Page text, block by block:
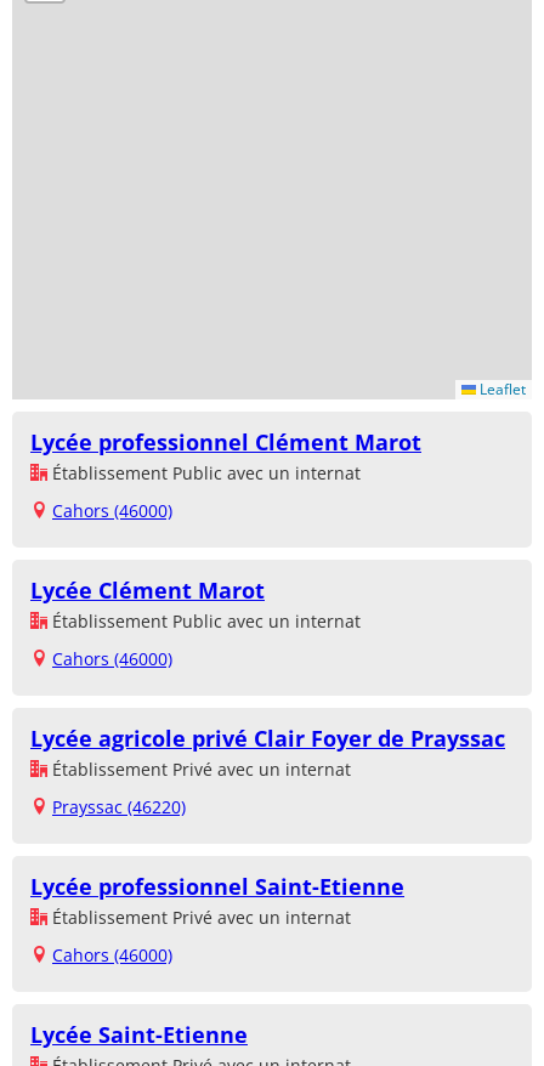
Leaflet
Lycée professionnel Clément Marot
Établissement Public avec un internat
Cahors (46000)
Lycée Clément Marot
Établissement Public avec un internat
Cahors (46000)
Lycée agricole privé Clair Foyer de Prayssac
Établissement Privé avec un internat
Prayssac (46220)
Lycée professionnel Saint-Etienne
Établissement Privé avec un internat
Cahors (46000)
Lycée Saint-Etienne